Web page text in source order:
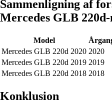
Sammenligning af
Mercedes GLB
Model
Mercedes GLB 220d 2020 2020
Mercedes GLB 220d 2019 2019
Mercedes GLB 220d 2018 2018
Konklusion